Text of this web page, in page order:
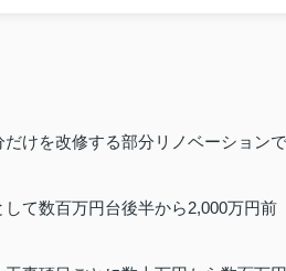
けを改修する部分リノベーションで
て数百万円台後半から2,000万円前